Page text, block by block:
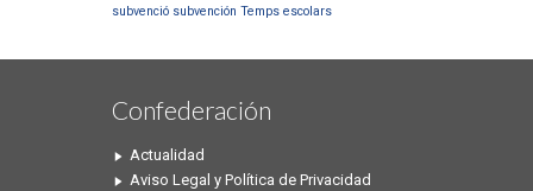
subvenció subvención Temps escolars
Confederación
Actualidad
Aviso Legal y Política de Privacidad